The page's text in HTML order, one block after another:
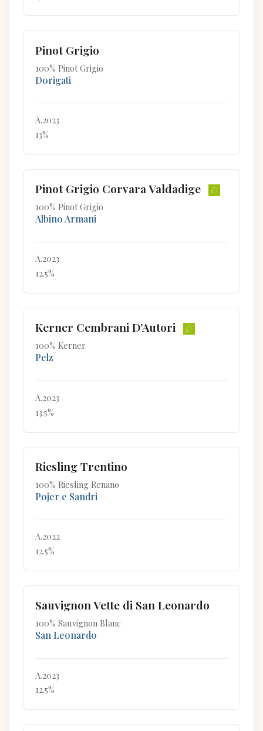
Pinot Grigio
100% Pinot Grigio
Dorigati
A.2023
13%
Pinot Grigio Corvara Valdadige
100% Pinot Grigio
Albino Armani
A.2023
12.5%
Kerner Cembrani D’Autori
100% Kerner
Pelz
A.2023
13.5%
Riesling Trentino
100% Riesling Renano
Pojer e Sandri
A.2022
12.5%
Sauvignon Vette di San Leonardo
100% Sauvignon Blanc
San Leonardo
A.2023
12.5%